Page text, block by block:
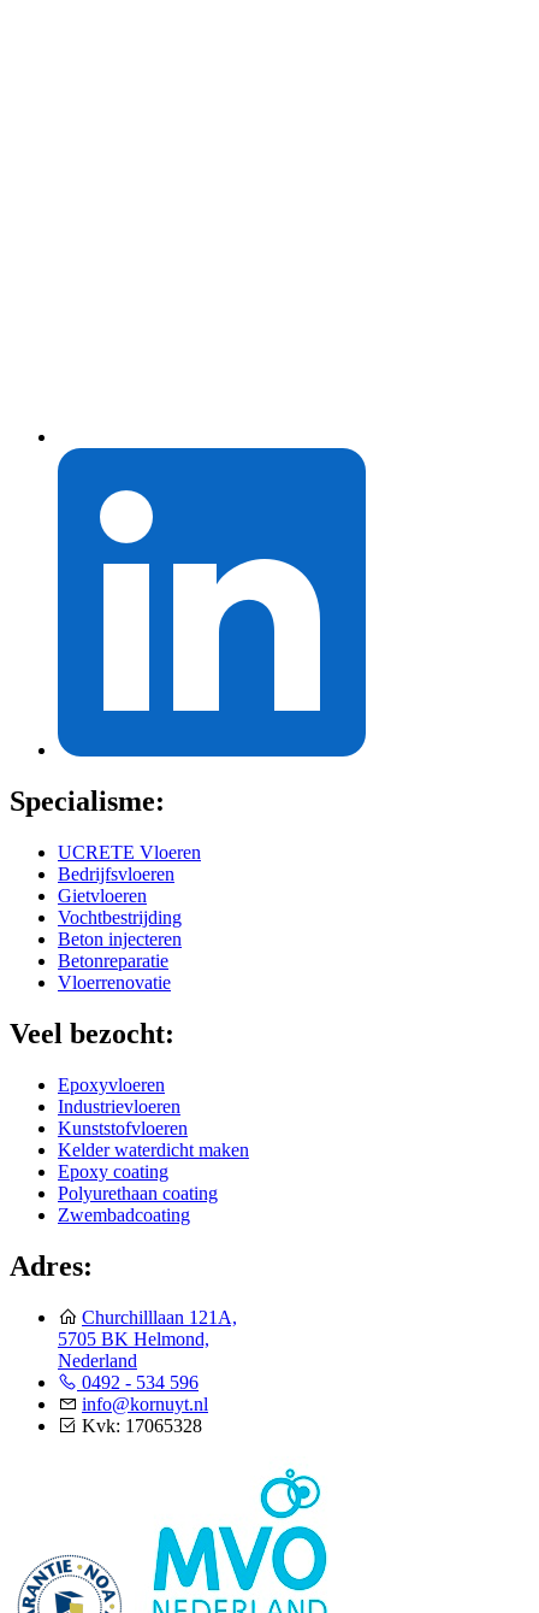
Specialisme:
UCRETE Vloeren
Bedrijfsvloeren
Gietvloeren
Vochtbestrijding
Beton injecteren
Betonreparatie
Vloerrenovatie
Veel bezocht:
Epoxyvloeren
Industrievloeren
Kunststofvloeren
Kelder waterdicht maken
Epoxy coating
Polyurethaan coating
Zwembadcoating
Adres:
Churchilllaan 121A,
5705 BK Helmond,
Nederland
0492 - 534 596
info@kornuyt.nl
Kvk: 17065328